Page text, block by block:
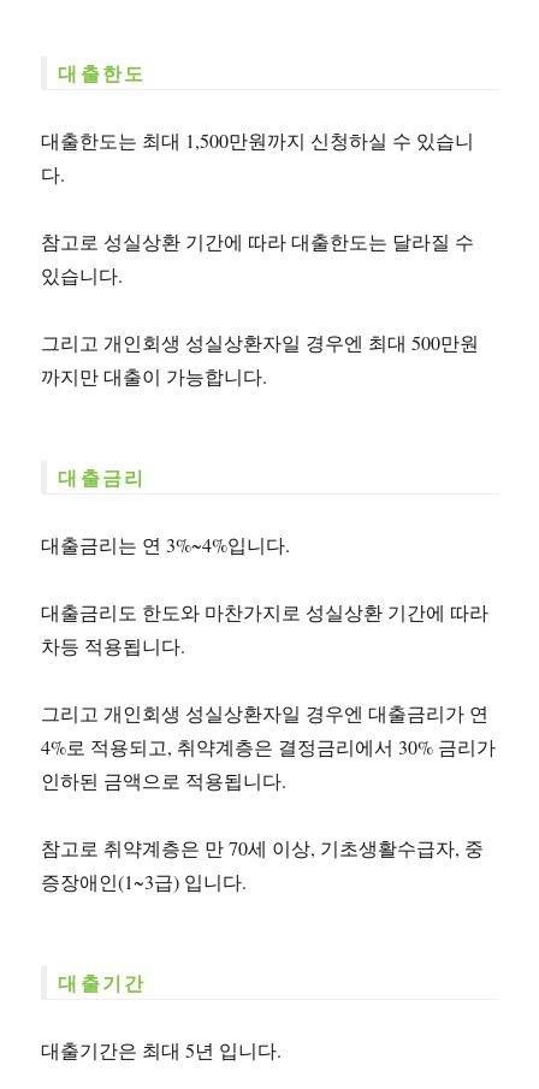
대출한도
대출한도는 최대 1,500만원까지 신청하실 수 있습니
다.
참고로 성실상환 기간에 따라 대출한도는 달라질 수
있습니다.
그리고 개인회생 성실상환자일 경우엔 최대 500만원
까지만 대출이 가능합니다.
대출금리
대출금리는 연 3%~4%입니다.
대출금리도 한도와 마찬가지로 성실상환 기간에 따라
차등 적용됩니다.
그리고 개인회생 성실상환자일 경우엔 대출금리가 연
4%로 적용되고, 취약계층은 결정금리에서 30% 금리가
인하된 금액으로 적용됩니다.
참고로 취약계층은 만 70세 이상, 기초생활수급자, 중
증장애인(1~3급) 입니다.
대출기간
대출기간은 최대 5년 입니다.